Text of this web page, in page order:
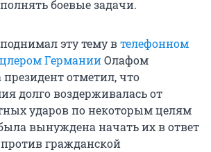
боевые задачи.
эту тему втелефонном
ГерманииОлафом
отметил, что
долго воздерживалась от
ударов по некоторым целям
вынуждена начать их в ответ
гражданской